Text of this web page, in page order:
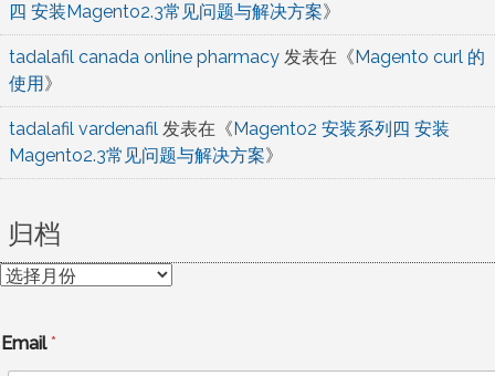
四 安装Magento2.3常见问题与解决方案》
tadalafil canada online pharmacy 发表在《 Magento curl 的
使用 》
tadalafil vardenafil 发表在《 Magento2 安装系列四 安装
Magento2.3常见问题与解决方案》
归档
归
Email*